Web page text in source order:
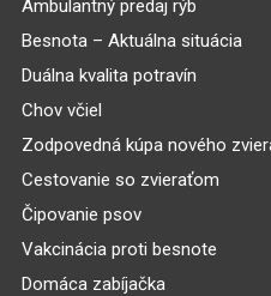
Ambulantný predaj rýb
Besnota – Aktuálna situácia
Duálna kvalita potravín
Chov včiel
Zodpovedná kúpa nového
Cestovanie so zvieraťom
Čipovanie psov
Vakcinácia proti besnote
Domáca zabíjačka